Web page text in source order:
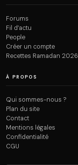
Forums
Fil d’actu
People
Créer un compte
Recettes Ramadan 2026
À PROPOS
Qui sommes-nous ?
Plan du site
Contact
Mentions légales
Confidentialité
CGU